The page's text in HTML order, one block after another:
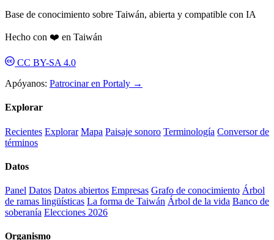
Base de conocimiento sobre Taiwán, abierta y compatible con IA
Hecho con ❤️ en Taiwán
CC BY-SA 4.0
Apóyanos: Patrocinar en Portaly →
Explorar
Recientes Explorar Mapa Paisaje sonoro Terminología Conversor de
términos
Datos
Panel Datos Datos abiertos Empresas Grafo de conocimiento Árbol
de ramas lingüísticas La forma de Taiwán Árbol de la vida Banco de
soberanía Elecciones 2026
Organismo